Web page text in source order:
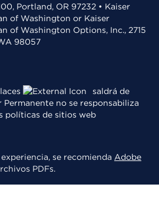
Portland, OR 97232 • Kaiser
of Washington or Kaiser
of Washington Options, Inc., 2715
98057
saldrá de
Permanente no se responsabiliza
políticas de sitios web
se recomienda Adobe
PDFs.